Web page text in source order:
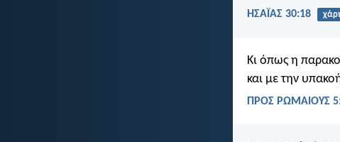
ΗΣΑΪΑΣ 30:18
Κι όπως η
και με την
ΠΡΟΣ ΡΩΜΑΙΟΥΣ